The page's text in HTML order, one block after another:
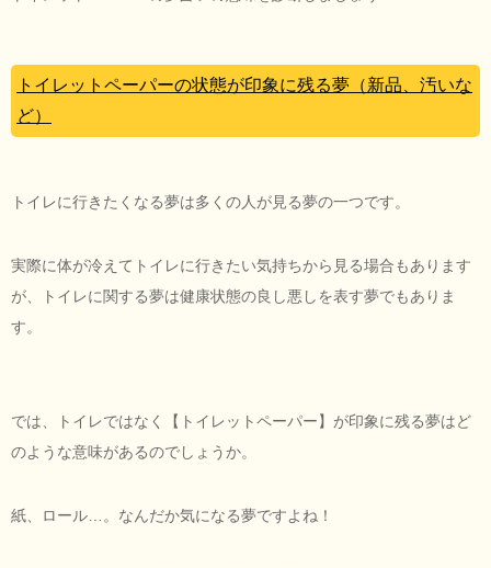
トイレットペーパーの状態が印象に残る夢（新品、汚いな
ど）
トイレに行きたくなる夢は多くの人が見る夢の一つです。
実際に体が冷えてトイレに行きたい気持ちから見る場合もあります
が、トイレに関する夢は健康状態の良し悪しを表す夢でもありま
す。
では、トイレではなく【トイレットペーパー】が印象に残る夢はど
のような意味があるのでしょうか。
紙、ロール…。なんだか気になる夢ですよね！